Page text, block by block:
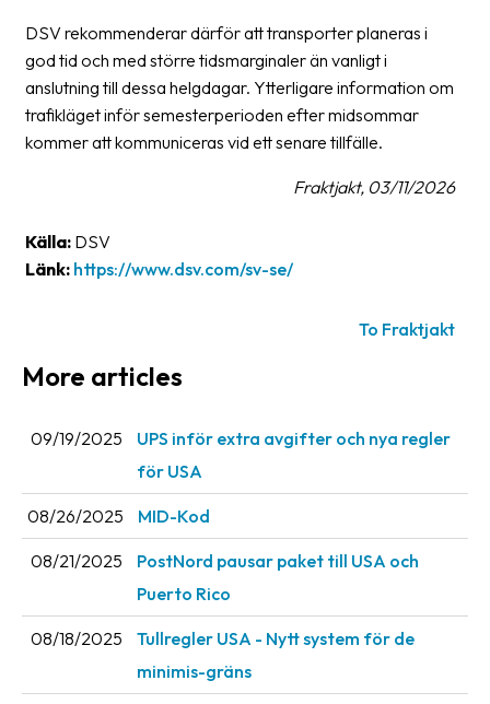
Coworkers
Job
&
career
Contact
us
Terms
and
Prohibited
dangerous
DSV rekommenderar därför att transporter planeras i
god tid och med större tidsmarginaler än vanligt i
anslutning till dessa helgdagar. Ytterligare information om
trafikläget inför semesterperioden efter midsommar
kommer att kommuniceras vid ett senare tillfälle.
Fraktjakt, 03/11/2026
Källa: DSV
Länk: https://www.dsv.com/sv-se/
To Fraktjakt
More articles
09/19/2025
UPS inför extra avgifter och nya regler
för USA
08/26/2025 MID-Kod
08/21/2025
PostNord pausar paket till USA och
Puerto Rico
08/18/2025
Tullregler USA - Nytt system för de
minimis-gräns